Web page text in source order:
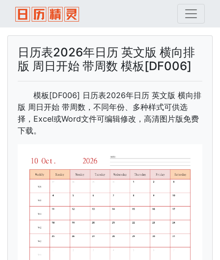
日历表2026年日历 英文版 横向排
版 周日开始 带周数 模板[DF006]
模板[DF006] 日历表2026年日历 英文版 横向排
版 周日开始 带周数，不同年份、多种样式可供选
择，Excel或Word文件可编辑修改，高清图片版免费
下载。